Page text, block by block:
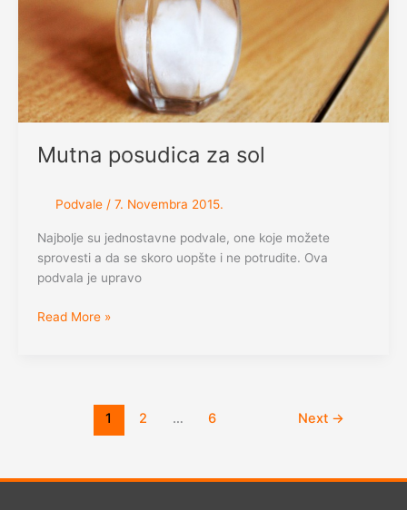
Mutna posudica za sol
Podvale/ 7. Novembra 2015.
Najbolje su jednostavne podvale, one koje možete
sprovesti a da se skoro uopšte i ne potrudite. Ova
podvala je upravo
Mutna
Read More »
1 2 … 6 Next →